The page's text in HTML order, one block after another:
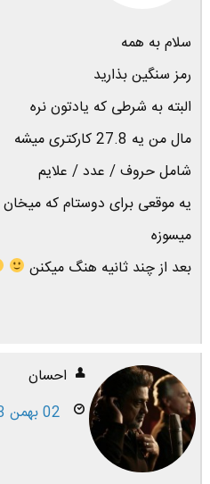
سلام به همه
رمز سنگین بذارید
البته به شرطی که یادتون نره
مال من یه 27.8 کارکتری میشه
شامل حروف / عدد / علایم
یه موقعی برای دوستام که میخان
میسوزه
بعد از چند ثانیه هنگ میکنن
احسان
02 بهمن 1393